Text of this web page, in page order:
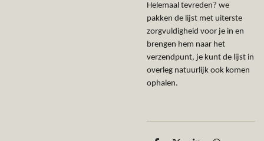
Helemaal tevreden? we
pakken de lijst met uiterste
zorgvuldigheid voor je in en
brengen hem naar het
verzendpunt, je kunt de lijst in
overleg natuurlijk ook komen
ophalen.